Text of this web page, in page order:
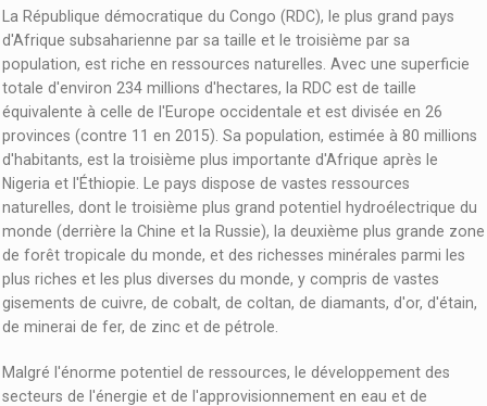
La République démocratique du Congo (RDC), le plus grand pays
d'Afrique subsaharienne par sa taille et le troisième par sa
population, est riche en ressources naturelles. Avec une superficie
totale d'environ 234 millions d'hectares, la RDC est de taille
équivalente à celle de l'Europe occidentale et est divisée en 26
provinces (contre 11 en 2015). Sa population, estimée à 80 millions
d'habitants, est la troisième plus importante d'Afrique après le
Nigeria et l'Éthiopie. Le pays dispose de vastes ressources
naturelles, dont le troisième plus grand potentiel hydroélectrique du
monde (derrière la Chine et la Russie), la deuxième plus grande zone
de forêt tropicale du monde, et des richesses minérales parmi les
plus riches et les plus diverses du monde, y compris de vastes
gisements de cuivre, de cobalt, de coltan, de diamants, d'or, d'étain,
de minerai de fer, de zinc et de pétrole.
Malgré l'énorme potentiel de ressources, le développement des
secteurs de l'énergie et de l'approvisionnement en eau et de